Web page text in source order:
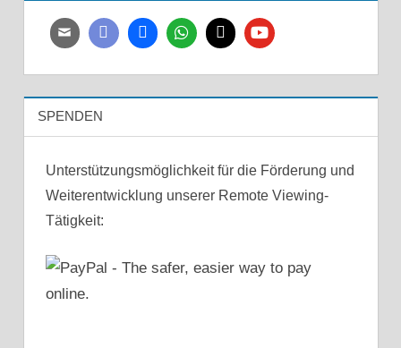
SPENDEN
Unterstützungsmöglichkeit für die Förderung und
Weiterentwicklung unserer Remote Viewing-
Tätigkeit: